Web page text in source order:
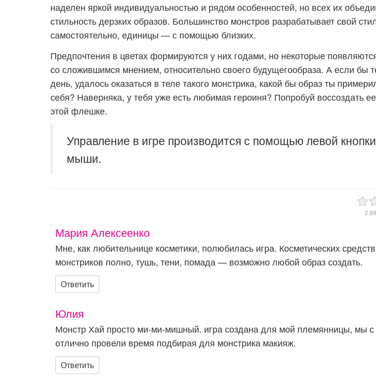
наделен яркой индивидуальностью и рядом особенностей, но всех их
стильность дерзких образов. Большинство монстров разрабатывает свой
самостоятельно, единицы — с помощью близких.
Предпочтения в цветах формируются у них годами, но некоторые
со сложившимся мнением, относительно своего будущегообраза. А если бы
день, удалось оказаться в теле такого монстрика, какой бы образ ты
себя? Наверняка, у тебя уже есть любимая героиня? Попробуй воссоздать
этой флешке.
Управление в игре производится с помощью левой кнопки
мыши.
2.88
Мария Алексеенко
Мне, как любительнице косметики, полюбилась игра. Косметических
монстриков полно, тушь, тени, помада — возможно любой образ создать.
Ответить
Юлия
Монстр Хай просто ми-ми-мишный. игра создана для мой племянницы, мы с
отлично провели время подбирая для монстрика макияж.
Ответить